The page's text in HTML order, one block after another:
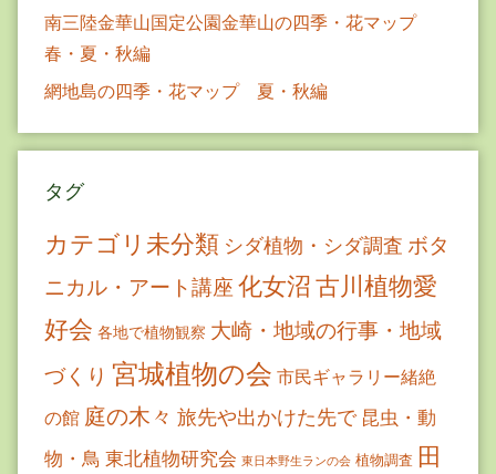
南三陸金華山国定公園金華山の四季・花マップ
春・夏・秋編
網地島の四季・花マップ 夏・秋編
タグ
カテゴリ未分類 シダ植物・シダ調査 ボタ
ニカル・アート講座 化女沼古川植物愛
好会 各地で植物観察 大崎・地域の行事・地域
づくり 宮城植物の会 市民ギャラリー緒絶
の館 庭の木々 旅先や出かけた先で 昆虫・動
物・鳥 東北植物研究会 東日本野生ランの会 植物調査 田